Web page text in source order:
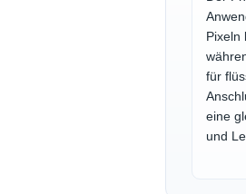
Pixeln
für
eine
und